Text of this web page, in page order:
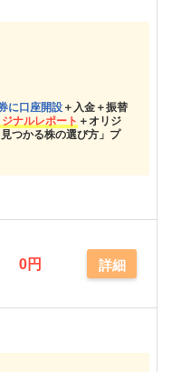
に口座開設＋入金＋振替
ナルレポート ＋オリジ
つかる株の選び方」プ
0円 詳細